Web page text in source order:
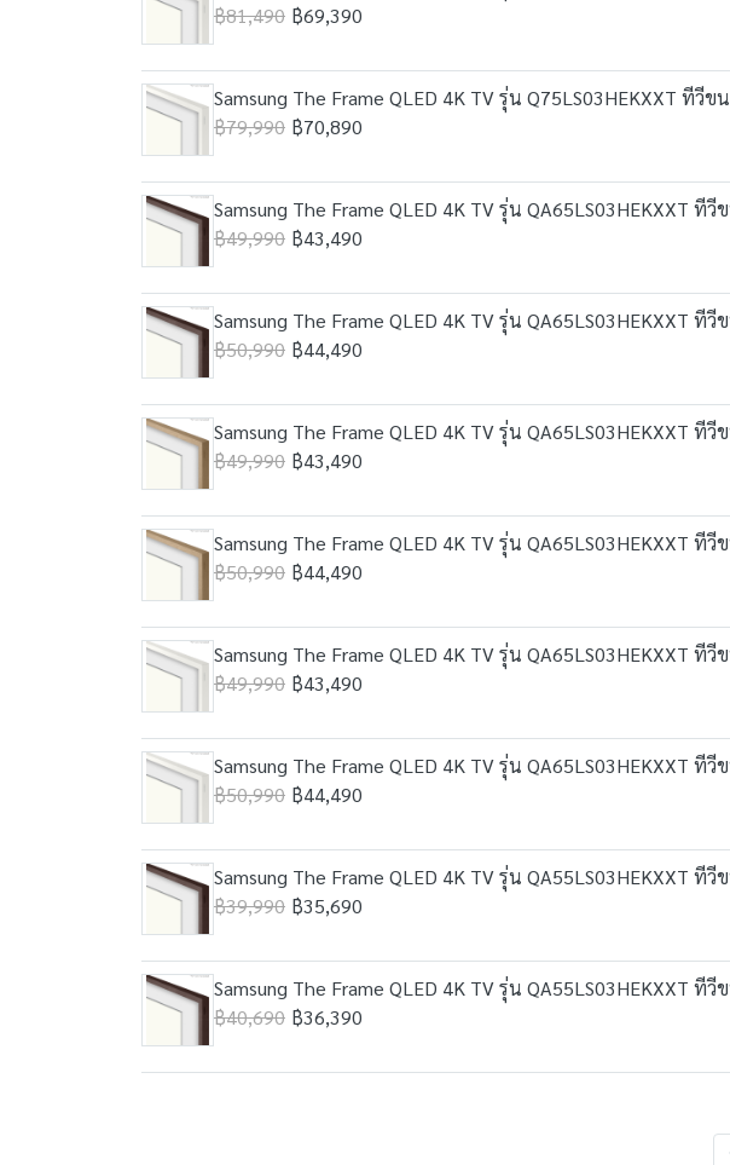
฿81,490 ฿69,390
Samsung The Frame QLED 4K TV รุ่น Q75LS03HEKXXT ทีวี
฿79,990 ฿70,890
Samsung The Frame QLED 4K TV รุ่น QA65LS03HEKXXT ที
฿49,990 ฿43,490
Samsung The Frame QLED 4K TV รุ่น QA65LS03HEKXXT ที
฿50,990 ฿44,490
Samsung The Frame QLED 4K TV รุ่น QA65LS03HEKXXT ที
฿49,990 ฿43,490
Samsung The Frame QLED 4K TV รุ่น QA65LS03HEKXXT ที
฿50,990 ฿44,490
Samsung The Frame QLED 4K TV รุ่น QA65LS03HEKXXT ที
฿49,990 ฿43,490
Samsung The Frame QLED 4K TV รุ่น QA65LS03HEKXXT ที
฿50,990 ฿44,490
Samsung The Frame QLED 4K TV รุ่น QA55LS03HEKXXT ที
฿39,990 ฿35,690
Samsung The Frame QLED 4K TV รุ่น QA55LS03HEKXXT ที
฿40,690 ฿36,390